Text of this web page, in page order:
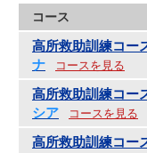
コース
高所救助訓練コー
ナ
コースを見る
高所救助訓練コー
シア
コースを見る
高所救助訓練コー